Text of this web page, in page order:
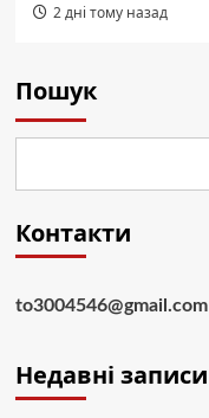
2 дні тому назад
Пошук
Контакти
to3004546@gmail.com
Недавні записи